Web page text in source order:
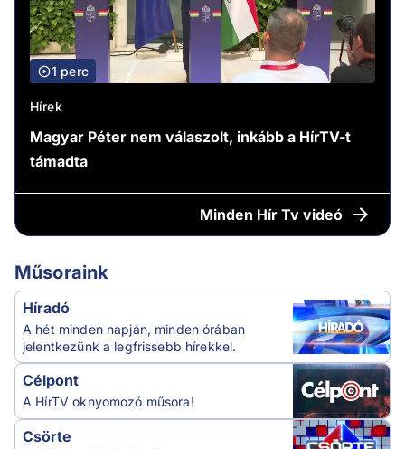
1 perc
Hírek
Magyar Péter nem válaszolt, inkább a HírTV-t
támadta
Minden Hír Tv videó
Műsoraink
Híradó
A hét minden napján, minden órában
jelentkezünk a legfrissebb hírekkel.
Célpont
A HírTV oknyomozó műsora!
Csörte